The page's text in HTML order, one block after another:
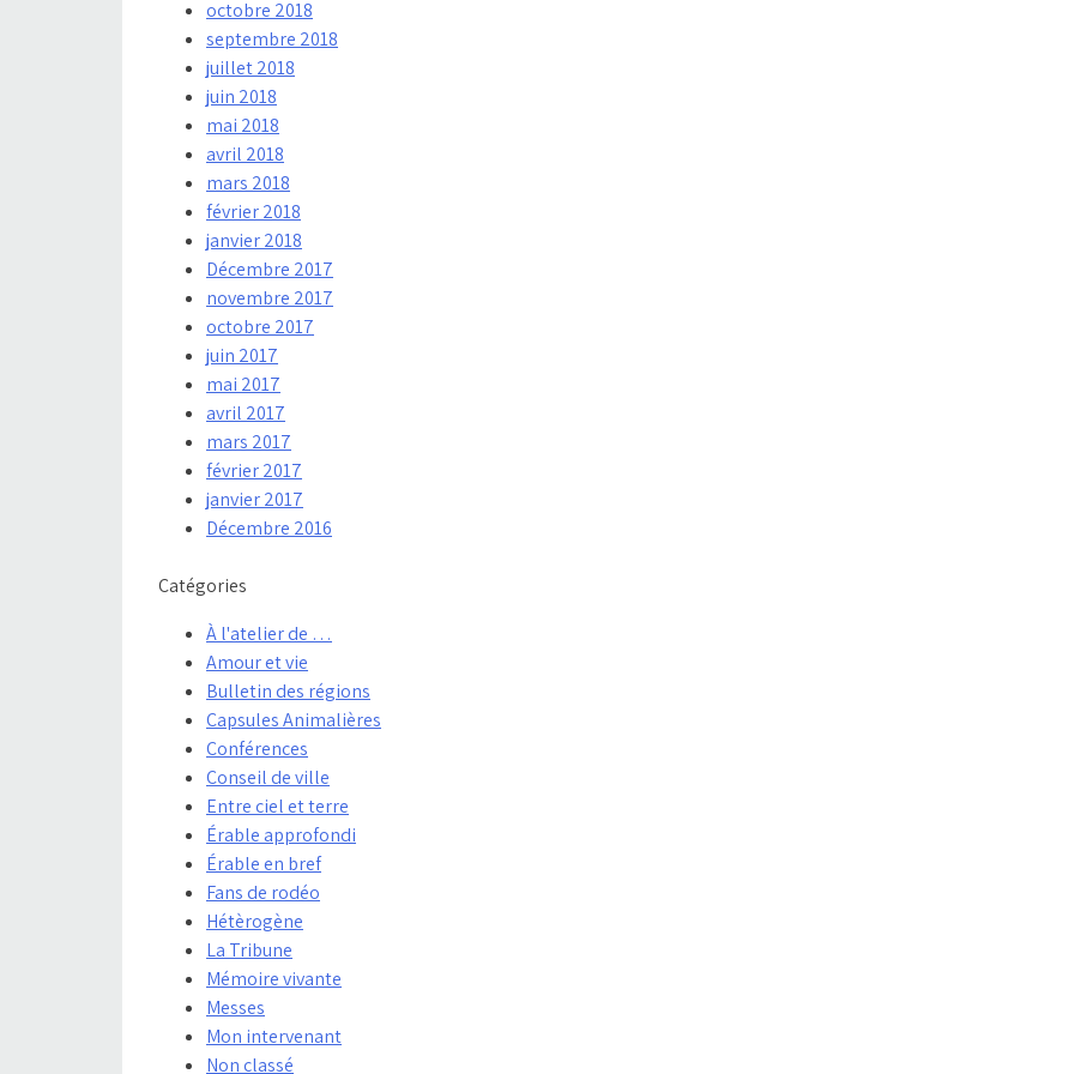
octobre 2018
septembre 2018
juillet 2018
juin 2018
mai 2018
avril 2018
mars 2018
février 2018
janvier 2018
Décembre 2017
novembre 2017
octobre 2017
juin 2017
mai 2017
avril 2017
mars 2017
février 2017
janvier 2017
Décembre 2016
Catégories
À l'atelier de …
Amour et vie
Bulletin des régions
Capsules Animalières
Conférences
Conseil de ville
Entre ciel et terre
Érable approfondi
Érable en bref
Fans de rodéo
Hétèrogène
La Tribune
Mémoire vivante
Messes
Mon intervenant
Non classé